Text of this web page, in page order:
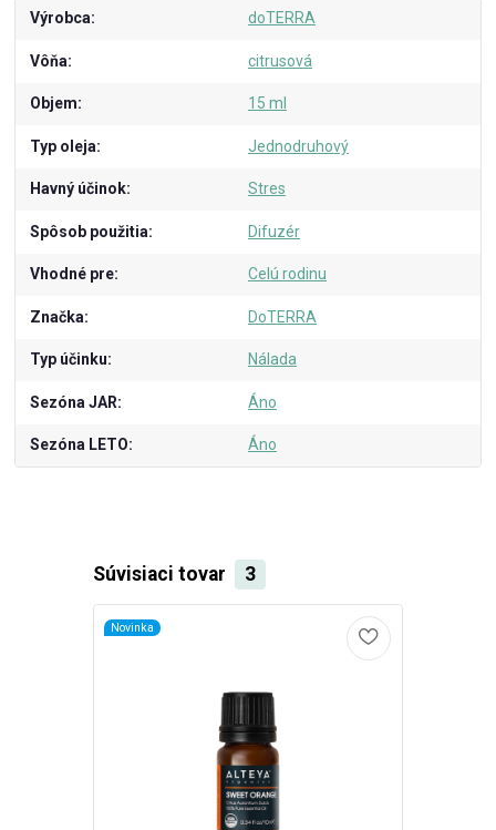
Výrobca doTERRA
Vôňa citrusová
Objem 15 ml
Typ oleja Jednodruhový
Havný účinok Stres
Spôsob použitia Difuzér
Vhodné pre Celú rodinu
Značka DoTERRA
Typ účinku Nálada
Sezóna JAR Áno
Sezóna LETO Áno
Súvisiaci tovar 3
Novinka